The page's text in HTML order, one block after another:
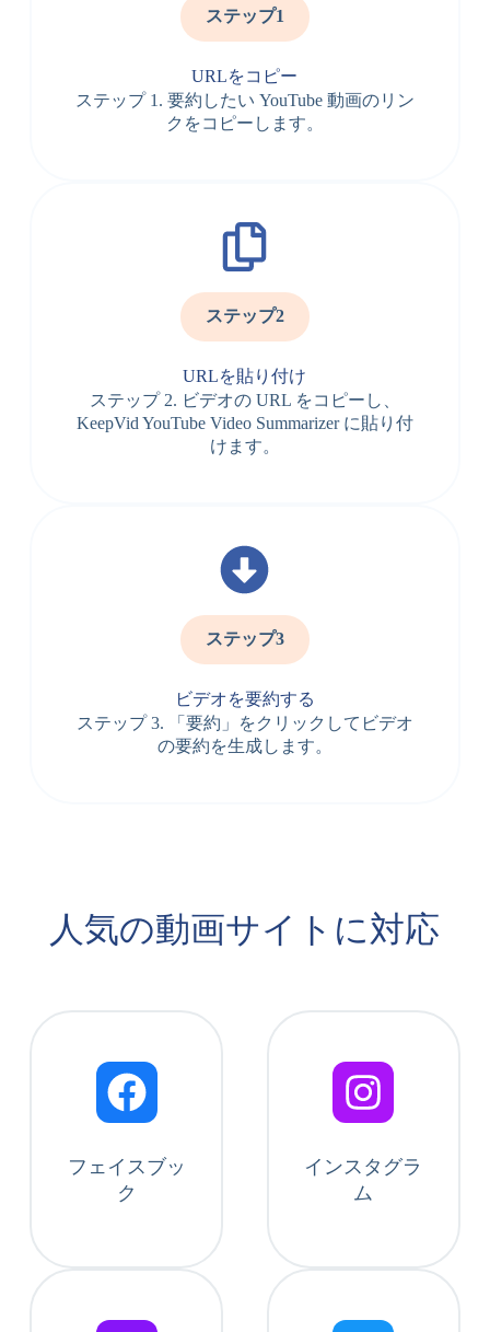
ステップ1
URLをコピー
ステップ 1. 要約したい YouTube 動画のリン
クをコピーします。
ステップ2
URLを貼り付け
ステップ 2. ビデオの URL をコピーし、
KeepVid YouTube Video Summarizer に貼り付
けます。
ステップ3
ビデオを要約する
ステップ 3. 「要約」をクリックしてビデオ
の要約を生成します。
人気の動画サイトに対応​
フェイスブッ
ク
インスタグラ
ム